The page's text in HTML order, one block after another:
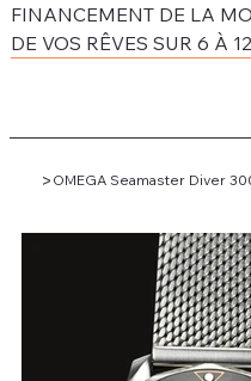
FINANCEMENT DE LA
DE VOS RÊVES SUR 6 À
> OMEGA Seamaster Diver